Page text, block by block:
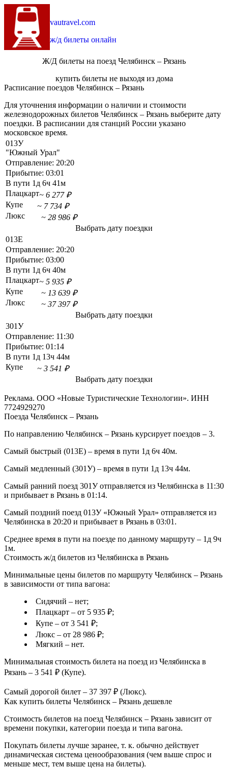
vautravel.com
ж/д билеты онлайн
Ж/Д билеты на поезд Челябинск – Рязань
купить билеты не выходя из дома
Расписание поездов Челябинск – Рязань
Для уточнения информации о наличии и стоимости
железнодорожных билетов Челябинск – Рязань выберите дату
поездки. В расписании для станций России указано
московское время.
013У
"Южный Урал"
Отправление: 20:20
Прибытие: 03:01
В пути 1д 6ч 41м
Плацкарт~ 6 277 ₽
Купе
~ 7 734 ₽
Люкс
~ 28 986 ₽
Выбрать дату поездки
013Е
Отправление: 20:20
Прибытие: 03:00
В пути 1д 6ч 40м
Плацкарт~ 5 935 ₽
Купе
~ 13 639 ₽
Люкс
~ 37 397 ₽
Выбрать дату поездки
301У
Отправление: 11:30
Прибытие: 01:14
В пути 1д 13ч 44м
Купе
~ 3 541 ₽
Выбрать дату поездки
Реклама. ООО «Новые Туристические Технологии». ИНН
7724929270
Поезда Челябинск – Рязань
По направлению Челябинск – Рязань курсирует поездов – 3.
Самый быстрый (013Е) – время в пути 1д 6ч 40м.
Самый медленный (301У) – время в пути 1д 13ч 44м.
Самый ранний поезд 301У отправляется из Челябинска в 11:30
и прибывает в Рязань в 01:14.
Самый поздний поезд 013У «Южный Урал» отправляется из
Челябинска в 20:20 и прибывает в Рязань в 03:01.
Среднее время в пути на поезде по данному маршруту – 1д 9ч
1м.
Стоимость ж/д билетов из Челябинска в Рязань
Минимальные цены билетов по маршруту Челябинск – Рязань
в зависимости от типа вагона:
Сидячий – нет;
Плацкарт – от 5 935 ₽;
Купе – от 3 541 ₽;
Люкс – от 28 986 ₽;
Мягкий – нет.
Минимальная стоимость билета на поезд из Челябинска в
Рязань – 3 541 ₽ (Купе).
Самый дорогой билет – 37 397 ₽ (Люкс).
Как купить билеты Челябинск – Рязань дешевле
Стоимость билетов на поезд Челябинск – Рязань зависит от
времени покупки, категории поезда и типа вагона.
Покупать билеты лучше заранее, т. к. обычно действует
динамическая система ценообразования (чем выше спрос и
меньше мест, тем выше цена на билеты).